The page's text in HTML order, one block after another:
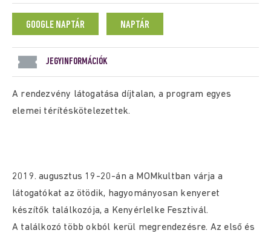
GOOGLE NAPTÁR NAPTÁR
JEGYINFORMÁCIÓK
A rendezvény látogatása díjtalan, a program egyes
elemei térítéskötelezettek.
2019. augusztus 19-20-án a MOMkultban várja a
látogatókat az ötödik, hagyományosan kenyeret
készítők találkozója, a Kenyérlelke Fesztivál.
A találkozó több okból kerül megrendezésre. Az első és